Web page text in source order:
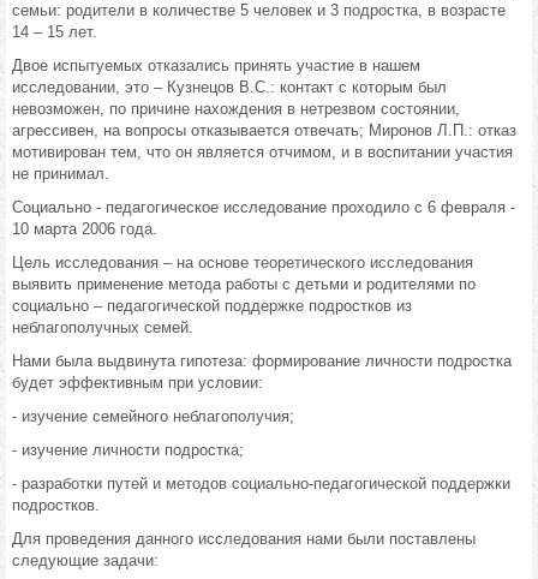
семьи: родители в количестве 5 человек и 3 подростка, в возрасте
14 – 15 лет.
Двое испытуемых отказались принять участие в нашем
исследовании, это – Кузнецов В.С.: контакт с которым был
невозможен, по причине нахождения в нетрезвом состоянии,
агрессивен, на вопросы отказывается отвечать; Миронов Л.П.: отказ
мотивирован тем, что он является отчимом, и в воспитании участия
не принимал.
Социально - педагогическое исследование проходило с 6 февраля -
10 марта 2006 года.
Цель исследования – на основе теоретического исследования
выявить применение метода работы с детьми и родителями по
социально – педагогической поддержке подростков из
неблагополучных семей.
Нами была выдвинута гипотеза: формирование личности подростка
будет эффективным при условии:
- изучение семейного неблагополучия;
- изучение личности подростка;
- разработки путей и методов социально-педагогической поддержки
подростков.
Для проведения данного исследования нами были поставлены
следующие задачи: